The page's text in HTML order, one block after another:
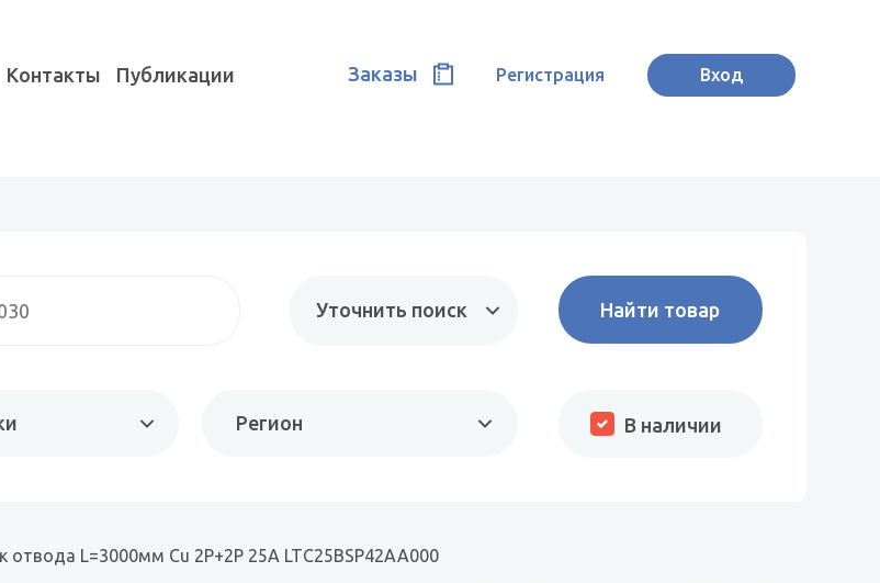
Контакты Публикации Заказы Регистрация Вход
Уточнить поиск
Регион В наличии
L=3000мм Cu 2P+2P 25A LTC25BSP42AA000